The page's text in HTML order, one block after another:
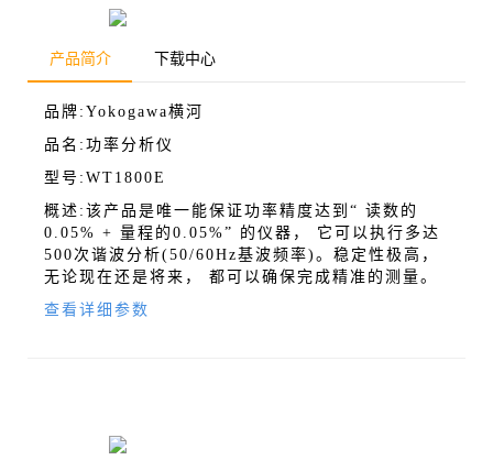
产品简介 下载中心
品牌:Yokogawa横河
品名:功率分析仪
型号:WT1800E
概述:该产品是唯一能保证功率精度达到“ 读数的
0.05% + 量程的0.05%” 的仪器， 它可以执行多达
500次谐波分析(50/60Hz基波频率)。稳定性极高，
无论现在还是将来， 都可以确保完成精准的测量。
查看详细参数